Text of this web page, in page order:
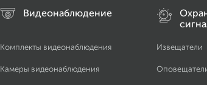
Видеонаблюдение
Комплекты видеонаблюдения
Камеры видеонаблюдения
Извещатели